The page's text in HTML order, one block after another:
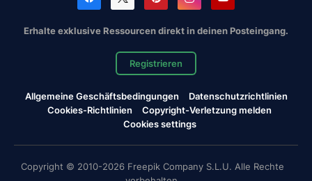
Erhalte exklusive Ressourcen direkt in deinen Posteingang.
Registrieren
Allgemeine Geschäftsbedingungen
Datenschutzrichtlinien
Cookies-Richtlinien
Copyright-Verletzung melden
Cookies settings
Copyright © 2010-2026 Freepik Company S.L.U. Alle Rechte